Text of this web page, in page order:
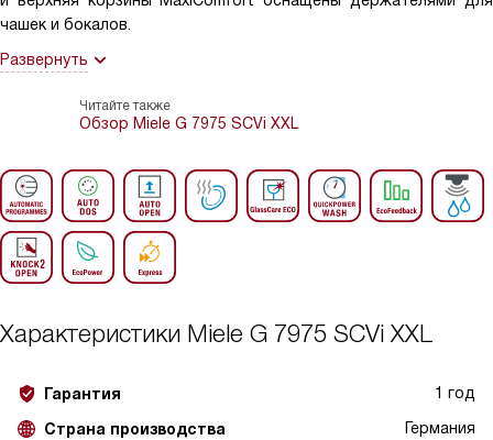
чашек и бокалов.
Развернуть
Читайте также
Обзор Miele G 7975 SCVi XXL
Характеристики Miele G 7975 SCVi XXL
Гарантия 1 год
Страна производства Германия